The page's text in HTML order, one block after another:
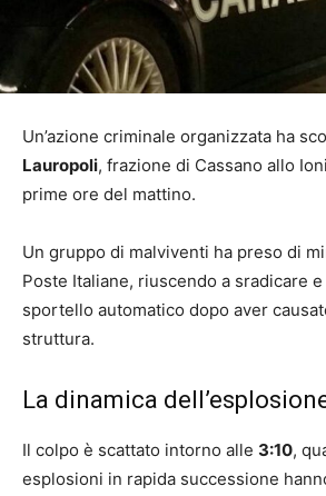
Un’azione criminale organizzata ha
Lauropoli, frazione di Cassano allo
prime ore del mattino.
Un gruppo di malviventi ha preso di
Poste Italiane, riuscendo a sradicare
sportello automatico dopo aver
struttura.
La dinamica
Il colpo è scattato intorno alle 3:10,
esplosioni in rapida successione